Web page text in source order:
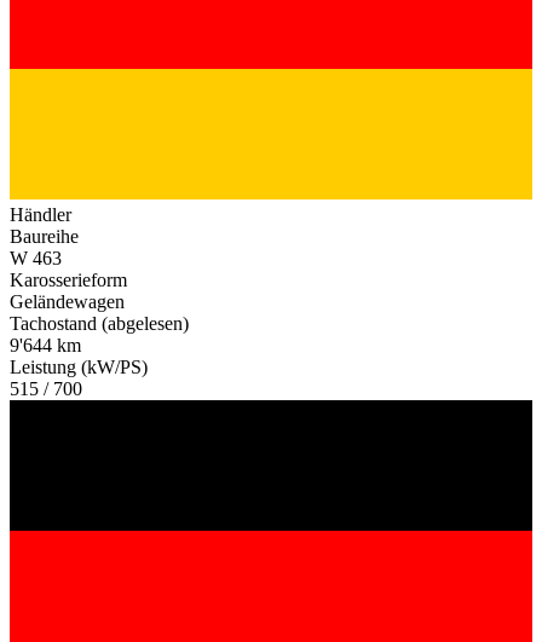
Händler
Baureihe
W 463
Karosserieform
Geländewagen
Tachostand (abgelesen)
9'644 km
Leistung (kW/PS)
515 / 700